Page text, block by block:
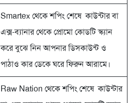
Smartex থেকে শপিং শেষে কাউন্টার বা
এক্স-ব্যানার থেকে প্রোমো কোডটি স্ক্যান
করে বুঝে নিন আপনার ডিসকাউন্ট ও
পাঠাও কার ডেকে ঘরে ফিরুন আরামে।
Raw Nation থেকে শপিং শেষে কাউন্টার